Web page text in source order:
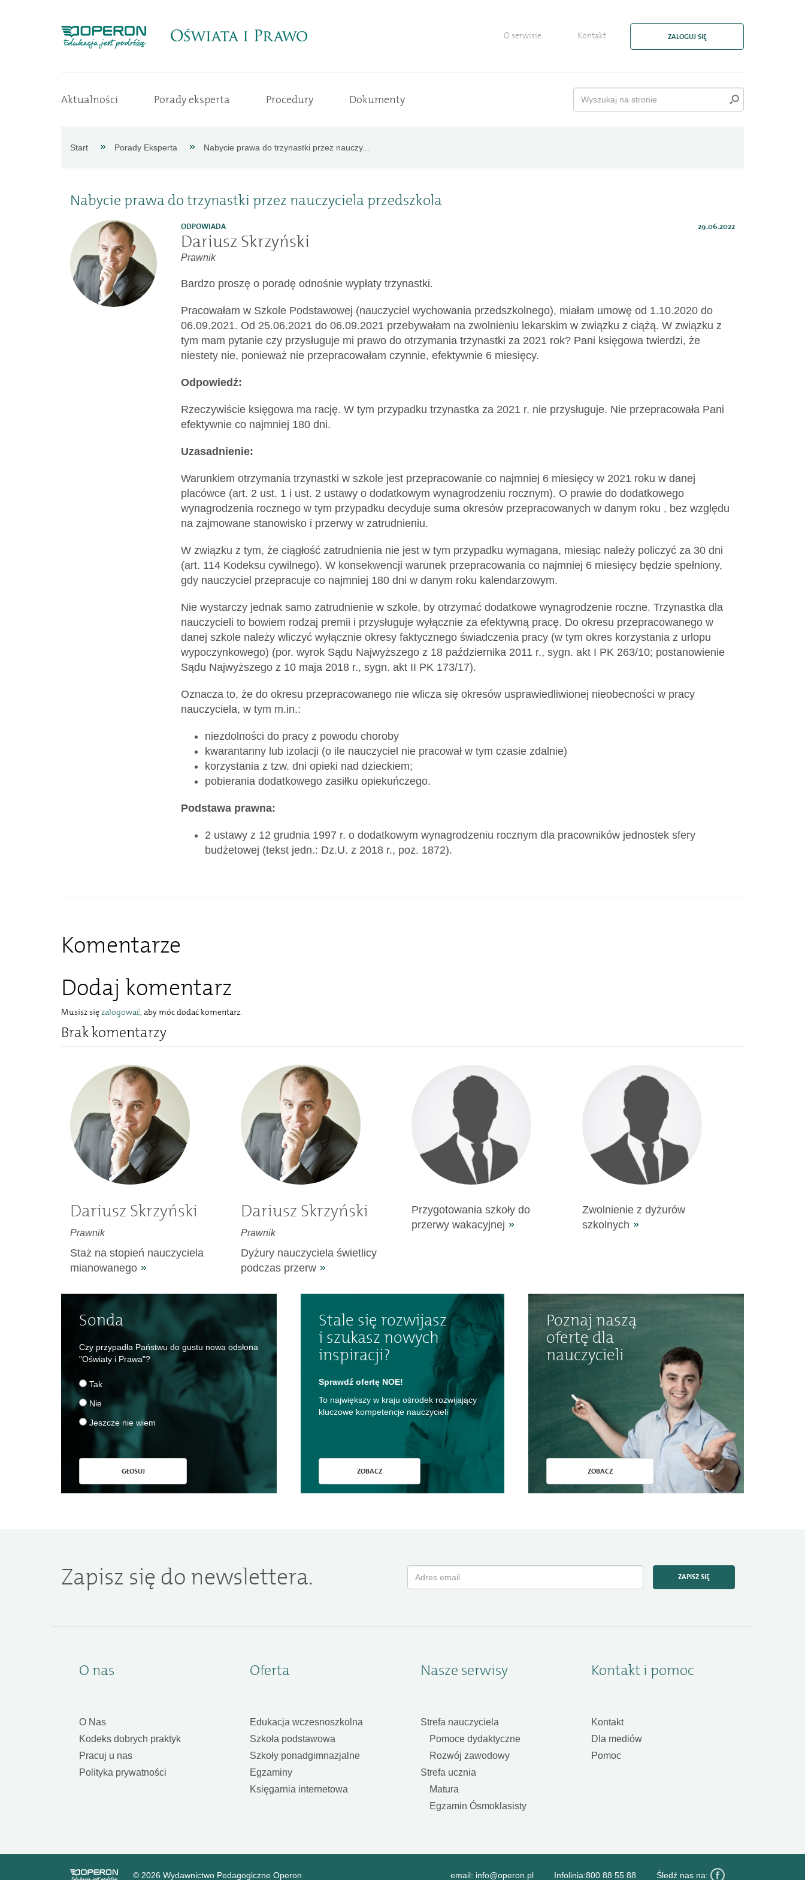
Aktualności
Dokumenty
O serwisie Kontakt ZALOGUJ SIĘ
Aktualności Porady eksperta Procedury Dokumenty
Start Porady Eksperta Nabycie prawa do trzynastki przez nauczy...
Nabycie prawa do trzynastki przez nauczyciela przedszkola
ODPOWIADA 29.06.2022
Dariusz Skrzyński
Prawnik
Bardzo proszę o poradę odnośnie wypłaty trzynastki.
Pracowałam w Szkole Podstawowej (nauczyciel wychowania przedszkolnego), miałam umowę od 1.10.2020 do
06.09.2021. Od 25.06.2021 do 06.09.2021 przebywałam na zwolnieniu lekarskim w związku z ciążą. W związku z
tym mam pytanie czy przysługuje mi prawo do otrzymania trzynastki za 2021 rok? Pani księgowa twierdzi, że
niestety nie, ponieważ nie przepracowałam czynnie, efektywnie 6 miesięcy.
Odpowiedź:
Rzeczywiście księgowa ma rację. W tym przypadku trzynastka za 2021 r. nie przysługuje. Nie przepracowała Pani
efektywnie co najmniej 180 dni.
Uzasadnienie:
Warunkiem otrzymania trzynastki w szkole jest przepracowanie co najmniej 6 miesięcy w 2021 roku w danej
placówce (art. 2 ust. 1 i ust. 2 ustawy o dodatkowym wynagrodzeniu rocznym). O prawie do dodatkowego
wynagrodzenia rocznego w tym przypadku decyduje suma okresów przepracowanych w danym roku , bez względu
na zajmowane stanowisko i przerwy w zatrudnieniu.
W związku z tym, że ciągłość zatrudnienia nie jest w tym przypadku wymagana, miesiąc należy policzyć za 30 dni
(art. 114 Kodeksu cywilnego). W konsekwencji warunek przepracowania co najmniej 6 miesięcy będzie spełniony,
gdy nauczyciel przepracuje co najmniej 180 dni w danym roku kalendarzowym.
Nie wystarczy jednak samo zatrudnienie w szkole, by otrzymać dodatkowe wynagrodzenie roczne. Trzynastka dla
nauczycieli to bowiem rodzaj premii i przysługuje wyłącznie za efektywną pracę. Do okresu przepracowanego w
danej szkole należy wliczyć wyłącznie okresy faktycznego świadczenia pracy (w tym okres korzystania z urlopu
wypoczynkowego) (por. wyrok Sądu Najwyższego z 18 października 2011 r., sygn. akt I PK 263/10; postanowienie
Sądu Najwyższego z 10 maja 2018 r., sygn. akt II PK 173/17).
Oznacza to, że do okresu przepracowanego nie wlicza się okresów usprawiedliwionej nieobecności w pracy
nauczyciela, w tym m.in.:
niezdolności do pracy z powodu choroby
kwarantanny lub izolacji (o ile nauczyciel nie pracował w tym czasie zdalnie)
korzystania z tzw. dni opieki nad dzieckiem;
pobierania dodatkowego zasiłku opiekuńczego.
Podstawa prawna:
2 ustawy z 12 grudnia 1997 r. o dodatkowym wynagrodzeniu rocznym dla pracowników jednostek sfery
budżetowej (tekst jedn.: Dz.U. z 2018 r., poz. 1872).
Komentarze
Dodaj komentarz
Musisz sięzalogować, aby móc dodać komentarz.
Brak komentarzy
Dariusz Skrzyński
Prawnik
Staż na stopień nauczyciela
mianowanego
Dariusz Skrzyński
Prawnik
Dyżury nauczyciela świetlicy
podczas przerw
Przygotowania szkoły do
przerwy wakacyjnej
Zwolnienie z dyżurów
szkolnych
Sonda
Czy przypadła Państwu do gustu nowa odsłona
"Oświaty i Prawa"?
Tak
Nie
Jeszcze nie wiem
GŁOSUJ
Stale się rozwijasz
i szukasz nowych
inspiracji?
Sprawdź ofertę NOE!
To największy w kraju ośrodek rozwijający
kluczowe kompetencje nauczycieli
ZOBACZ
Poznaj naszą
ofertę dla
nauczycieli
ZOBACZ
Zapisz się do newslettera. ZAPISZ SIĘ
O nas
O Nas
Kodeks dobrych praktyk
Pracuj u nas
Polityka prywatności
Oferta
Edukacja wczesnoszkolna
Szkoła podstawowa
Szkoły ponadgimnazjalne
Egzaminy
Księgarnia internetowa
Nasze serwisy
Strefa nauczyciela
Pomoce dydaktyczne
Rozwój zawodowy
Strefa ucznia
Matura
Egzamin Ósmoklasisty
Kontakt i pomoc
Kontakt
Dla mediów
Pomoc
© 2026 Wydawnictwo Pedagogiczne Operon email: info@operon.pl Infolinia:800 88 55 88 Śledź nas na: